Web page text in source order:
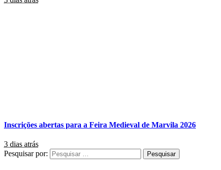
Inscrições abertas para a Feira Medieval de Marvila 2026
3 dias atrás
Pesquisar por: